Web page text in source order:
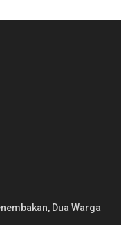
Dua Warga